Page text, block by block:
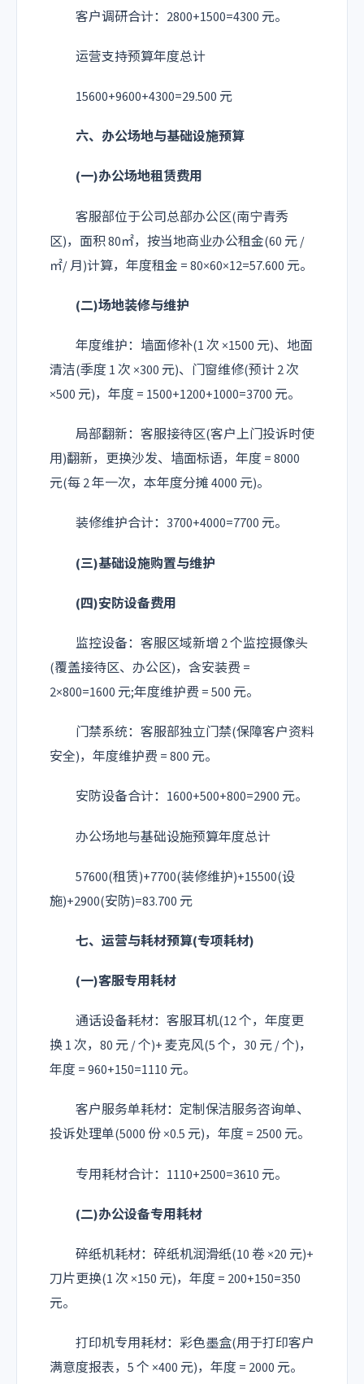
客户调研合计：2800+1500=4300 元。
运营支持预算年度总计
15600+9600+4300=29.500 元
六、办公场地与基础设施预算
(一)办公场地租赁费用
客服部位于公司总部办公区(南宁青秀
区)，面积 80㎡，按当地商业办公租金(60 元 /
㎡/ 月)计算，年度租金 = 80×60×12=57.600 元。
(二)场地装修与维护
年度维护：墙面修补(1 次 ×1500 元)、地面
清洁(季度 1 次 ×300 元)、门窗维修(预计 2 次
×500 元)，年度 = 1500+1200+1000=3700 元。
局部翻新：客服接待区(客户上门投诉时使
用)翻新，更换沙发、墙面标语，年度 = 8000
元(每 2 年一次，本年度分摊 4000 元)。
装修维护合计：3700+4000=7700 元。
(三)基础设施购置与维护
(四)安防设备费用
监控设备：客服区域新增 2 个监控摄像头
(覆盖接待区、办公区)，含安装费 =
2×800=1600 元;年度维护费 = 500 元。
门禁系统：客服部独立门禁(保障客户资料
安全)，年度维护费 = 800 元。
安防设备合计：1600+500+800=2900 元。
办公场地与基础设施预算年度总计
57600(租赁)+7700(装修维护)+15500(设
施)+2900(安防)=83.700 元
七、运营与耗材预算(专项耗材)
(一)客服专用耗材
通话设备耗材：客服耳机(12 个，年度更
换 1 次，80 元 / 个)+ 麦克风(5 个，30 元 / 个)，
年度 = 960+150=1110 元。
客户服务单耗材：定制保洁服务咨询单、
投诉处理单(5000 份 ×0.5 元)，年度 = 2500 元。
专用耗材合计：1110+2500=3610 元。
(二)办公设备专用耗材
碎纸机耗材：碎纸机润滑纸(10 卷 ×20 元)+
刀片更换(1 次 ×150 元)，年度 = 200+150=350
元。
打印机专用耗材：彩色墨盒(用于打印客户
满意度报表，5 个 ×400 元)，年度 = 2000 元。